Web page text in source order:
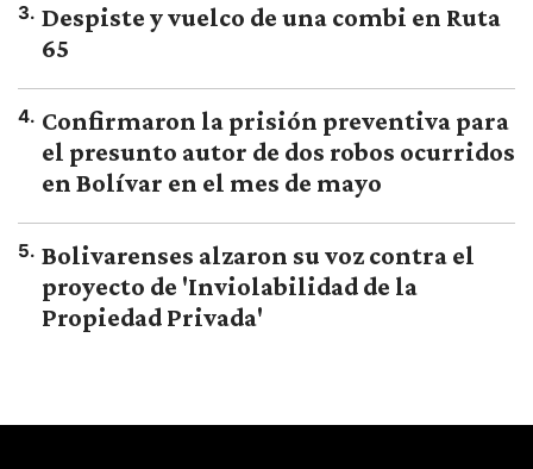
3. Despiste y vuelco de una combi en Ruta
65
4. Confirmaron la prisión preventiva para
el presunto autor de dos robos ocurridos
en Bolívar en el mes de mayo
5. Bolivarenses alzaron su voz contra el
proyecto de 'Inviolabilidad de la
Propiedad Privada'